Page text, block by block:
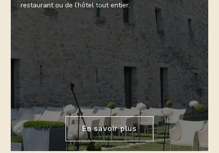
restaurant ou de l’hôtel tout entier.
En savoir plus